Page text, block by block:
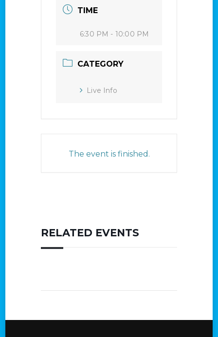
TIME
6:30 PM - 10:00 PM
CATEGORY
Live Info
The event is finished.
RELATED EVENTS